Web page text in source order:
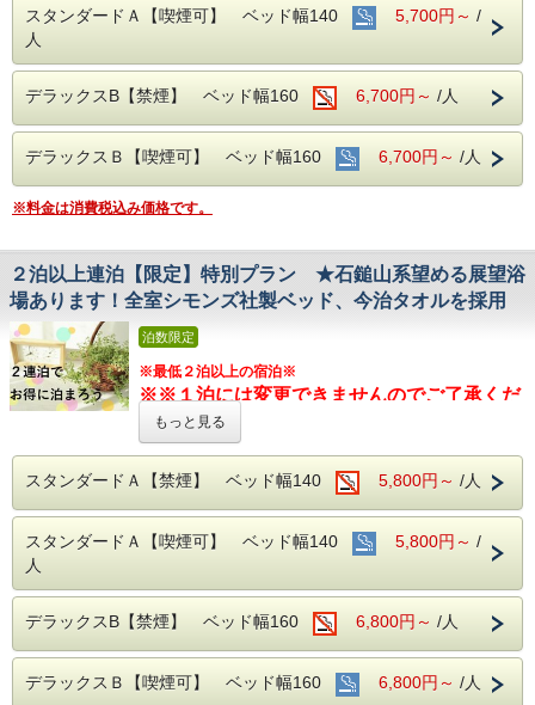
■室内設備(全部屋１４平米以上)
・シモンズ社製デュベスタイルロング＆ワイ
ドベッドで快適な寝心地
・43型壁掛けテレビ、全室加湿機能付き空気
清浄機、今治タオル、各部屋Wi-Fi
■チェックイン14:00~24:00(最終) / チェック
■各種サービス
ウェルカムドリンク 14:00〜23:00、コインラ
ンドリー 7：00～22：00（有料）、自動販売
機、製氷機、電子レンジ、アメニティバー、
会議室
団体様の場合や時期によりキャンセル規定が
異なります
詳しくはホテルまでお問い合わせくださいま
楽しみください
西日本最高峰の石鎚山や西条市の街並を望め
る人工ヘルストン温泉
営業時間：14:00~24:00、翌6:00~9:00
隣がコンビニ、石鎚へのバスも真正面バス停
から出ています
■平面120台駐車場 (敷地内＆第二駐車場)
1日１台税込300円 ※バス・トラックは事前
予約をお願いします（料金が異なります）
■焼き立てパンや産直市から取り寄せた地元
野菜の和洋バイキング(定価：￥1320（税
込）)
こちらの朝食付きプランでご予約いただくと
■室内設備(全部屋１４平米以上)
・シモンズ社製デュベスタイルロング＆ワイ
タオルやアメニティーはドア前に設置いたします
希望者はゴミの回収をさせていただきますのでフロントまで
JR伊予西条駅真正面、西条市の中心地のホテル
西日本最高峰の石鎚山を望める展望浴場をお楽しみください
西日本最高峰の石鎚山や西条市の街並を望める人工ヘルスト
営業時間：14:00~24:00、翌6:00~9:00
■平面120台駐車場 (敷地内＆第二駐車場)
1日１台税込300円 ※バス・トラックは事前予約をお願いし
ます（料金が異なります）
■焼き立てパンや産直市から取り寄せた地元野菜の和洋バイ
キング(定価：￥1320（税込）)
だけます
■室内設備(全部屋１４平米以上)
・シモンズ社製デュベスタイルロング＆ワイドベッドで快適
・43型壁掛けテレビ、全室加湿機能付き空気清浄機、今治
■チェックイン14:00~24:00(最終) / チェックアウト11:00
ウェルカムドリンク 14:00〜23:00、コインランドリー 7：
00～22：00（有料）、自動販売機、製氷機、電子レンジ、
アメニティバー、会議室
スタンダードＡ【喫煙可】 ベッド幅140 5,700円～ /
人
デラックスB【禁煙】 ベッド幅160 6,700円～ /人
デラックスＢ【喫煙可】 ベッド幅160 6,700円～ /人
※料金は消費税込み価格です。
２泊以上連泊【限定】特別プラン ★石鎚山系望める展望浴
場あります！全室シモンズ社製ベッド、今治タオルを採用
泊数限定
※最低２泊以上の宿泊※
※※１泊には変更できませんのでご了承くだ
さい！※※
仕事で２泊以上宿泊するお客様にお贈りする
特別なプランです。
JR伊予西条駅真正面、西条市の中心地のホテ
ル
西日本最高峰の石鎚山を望める展望浴場をお
楽しみください
もっと見る
スタンダードＡ【禁煙】 ベッド幅140 5,800円～ /人
スタンダードＡ【喫煙可】 ベッド幅140 5,800円～ /
人
デラックスB【禁煙】 ベッド幅160 6,800円～ /人
デラックスＢ【喫煙可】 ベッド幅160 6,800円～ /人